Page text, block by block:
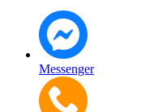
Messenger